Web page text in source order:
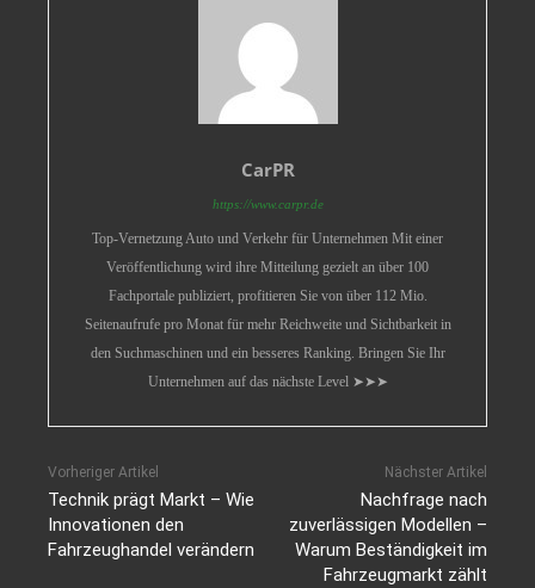
CarPR
https://www.carpr.de
Top-Vernetzung Auto und Verkehr für Unternehmen Mit einer
Veröffentlichung wird ihre Mitteilung gezielt an über 100
Fachportale publiziert, profitieren Sie von über 112 Mio.
Seitenaufrufe pro Monat für mehr Reichweite und Sichtbarkeit in
den Suchmaschinen und ein besseres Ranking. Bringen Sie Ihr
Unternehmen auf das nächste Level ➤➤➤
Vorheriger Artikel
Technik prägt Markt – Wie
Innovationen den
Fahrzeughandel verändern
Nächster Artikel
Nachfrage nach
zuverlässigen Modellen –
Warum Beständigkeit im
Fahrzeugmarkt zählt